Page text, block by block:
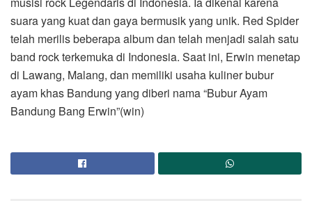
suara yang kuat dan gaya bermusik yang unik. Red Spider
telah merilis beberapa album dan telah menjadi salah satu
band rock terkemuka di Indonesia. Saat ini, Erwin menetap
di Lawang, Malang, dan memiliki usaha kuliner bubur
ayam khas Bandung yang diberi nama “Bubur Ayam
Bandung Bang Erwin”(win)